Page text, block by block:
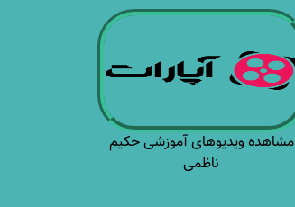
مشاهده ویدیوهای آموزشی حکیم
ناظمی